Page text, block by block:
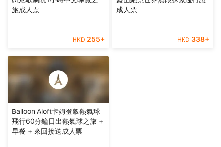
旅成人票
HKD 255+
成人票
HKD 338+
Balloon Aloft卡姆登穀熱氣球
飛行60分鐘日出熱氣球之旅 +
早餐 + 來回接送成人票